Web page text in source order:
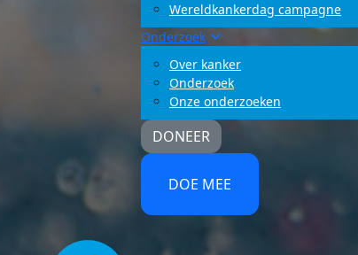
Wereldkankerdag campagne
Onderzoek
Over kanker
Onderzoek
Onze onderzoeken
DONEER
DOE MEE